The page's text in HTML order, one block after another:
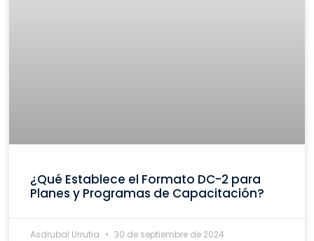
¿Qué Establece el Formato DC-2 para
Planes y Programas de Capacitación?
Asdrubal Urrutia 30 de septiembre de 2024